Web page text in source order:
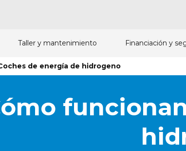
Taller y mantenimiento Financiación y
de energía de hidrogeno